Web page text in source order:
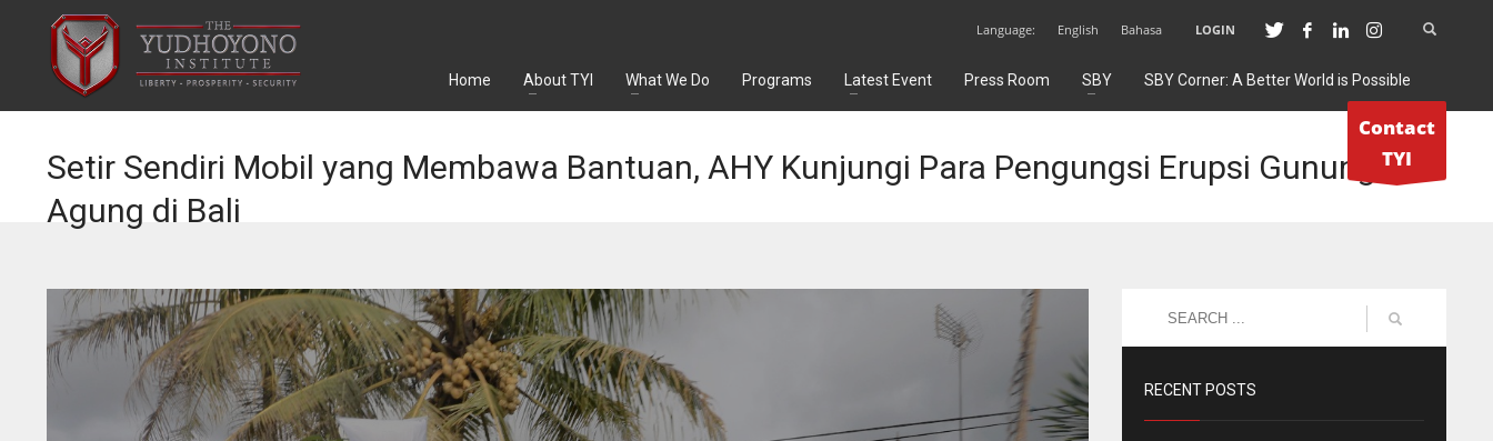
Language: English Bahasa LOGIN
Home About TYI What We Do Programs Latest Event Press Room SBY SBY Corner: A Better World is Possible
Contact
TYI
Setir Sendiri Mobil yang Membawa Bantuan, AHY Kunjungi Para Pengungsi Erupsi Gunung
Agung di Bali
RECENT POSTS